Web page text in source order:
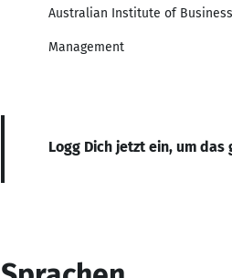
Australian Institute of Business
Management
Logg Dich jetzt ein, um das